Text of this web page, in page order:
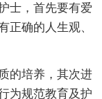
士，首先要有爱
正确的人生观、
的培养，其次进
为规范教育及护